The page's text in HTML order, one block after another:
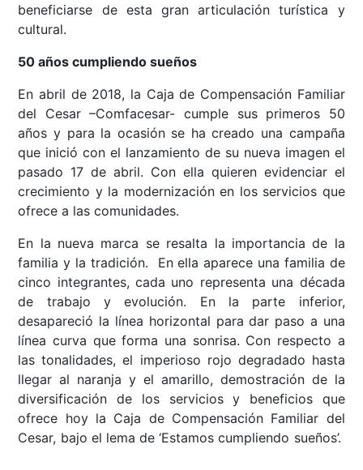
beneficiarse de esta gran articulación turística y
cultural.
50 años cumpliendo sueños
En abril de 2018, la Caja de Compensación Familiar
del Cesar –Comfacesar- cumple sus primeros 50
años y para la ocasión se ha creado una campaña
que inició con el lanzamiento de su nueva imagen el
pasado 17 de abril. Con ella quieren evidenciar el
crecimiento y la modernización en los servicios que
ofrece a las comunidades.
En la nueva marca se resalta la importancia de la
familia y la tradición. En ella aparece una familia de
cinco integrantes, cada uno representa una década
de trabajo y evolución. En la parte inferior,
desapareció la línea horizontal para dar paso a una
línea curva que forma una sonrisa. Con respecto a
las tonalidades, el imperioso rojo degradado hasta
llegar al naranja y el amarillo, demostración de la
diversificación de los servicios y beneficios que
ofrece hoy la Caja de Compensación Familiar del
Cesar, bajo el lema de ‘Estamos cumpliendo sueños’.